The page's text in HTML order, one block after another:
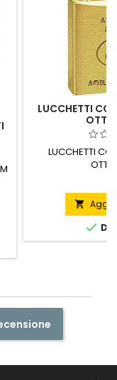
LUCCHETTI
LUCCHETTI

